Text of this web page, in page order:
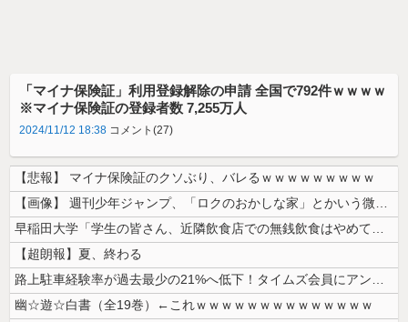
「マイナ保険証」利用登録解除の申請 全国で792件ｗｗｗｗ
※マイナ保険証の登録者数 7,255万人
2024/11/12 18:38 コメント(27)
【悲報】 マイナ保険証のクソぶり、バレるｗｗｗｗｗｗｗｗｗ
【画像】 週刊少年ジャンプ、「ロクのおかしな家」とかいう微妙な漫画を巻...
早稲田大学「学生の皆さん、近隣飲食店での無銭飲食はやめてください」
【超朗報】夏、終わる
路上駐車経験率が過去最少の21%へ低下！タイムズ会員にアンケート
幽☆遊☆白書（全19巻）←これｗｗｗｗｗｗｗｗｗｗｗｗｗｗ